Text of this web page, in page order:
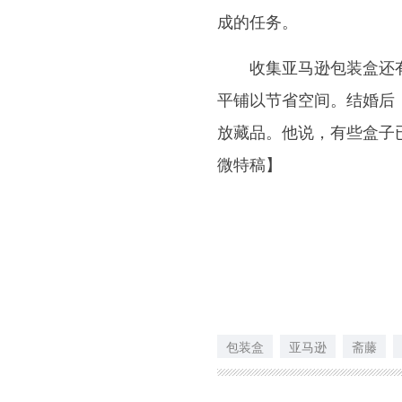
成的任务。
收集亚马逊包装盒还
平铺以节省空间。结婚
放藏品。他说，有些盒
微特稿】
包装盒 亚马逊 斋藤